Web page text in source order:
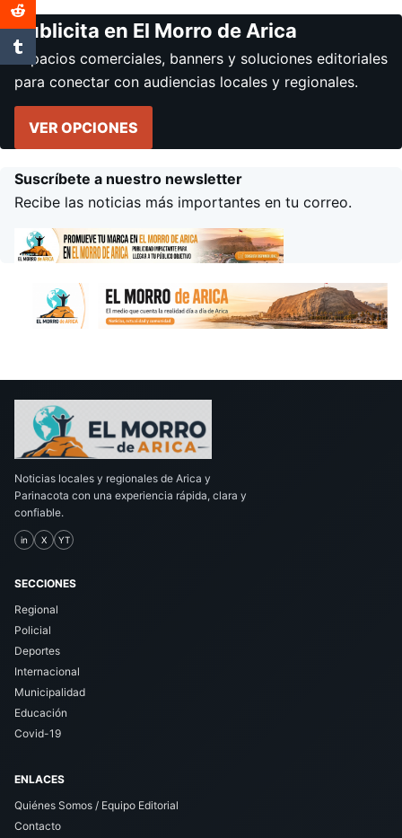
Publicita en El Morro de Arica
Espacios comerciales, banners y soluciones editoriales
para conectar con audiencias locales y regionales.
VER OPCIONES
Suscríbete a nuestro newsletter
Recibe las noticias más importantes en tu correo.
Noticias locales y regionales de Arica y
Parinacota con una experiencia rápida, clara y
confiable.
in X YT
SECCIONES
Regional
Policial
Deportes
Internacional
Municipalidad
Educación
Covid-19
ENLACES
Quiénes Somos / Equipo Editorial
Contacto